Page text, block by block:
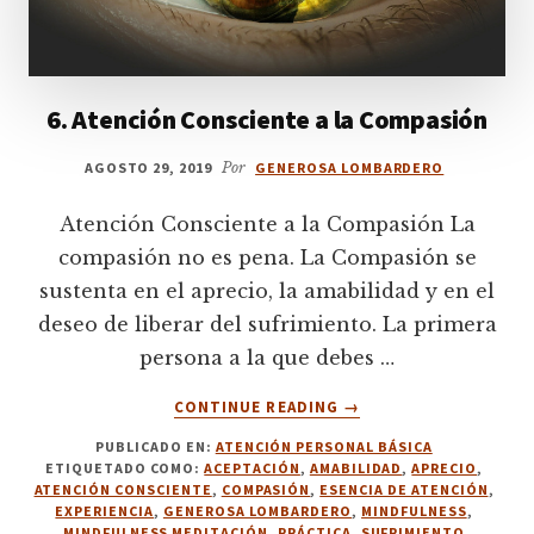
6. Atención Consciente a la Compasión
AGOSTO 29, 2019 Por GENEROSA LOMBARDERO
Atención Consciente a la Compasión La
compasión no es pena. La Compasión se
sustenta en el aprecio, la amabilidad y en el
deseo de liberar del sufrimiento. La primera
persona a la que debes …
CONTINUE READING
ACERCA
6.
ATENCIÓN
CONSCIENTE
→
PUBLICADO EN: ATENCIÓN PERSONAL BÁSICA
ETIQUETADO COMO:ACEPTACIÓN , AMABILIDAD ,APRECIO ,
ATENCIÓN CONSCIENTE , COMPASIÓN , ESENCIA DE ATENCIÓN ,
EXPERIENCIA, GENEROSA LOMBARDERO , MINDFULNESS,